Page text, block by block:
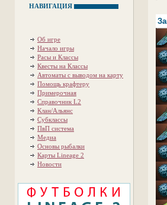
НАВИГАЦИЯ
Об игре
Начало игры
Расы и Классы
Квесты на Классы
Автоматы с выводом на карту
Помощь крафтеру
Примерочная
Справочник L2
Клан/Альянс
Субклассы
ПвП система
Медиа
Основы рыбалки
Карты Lineage 2
Новости